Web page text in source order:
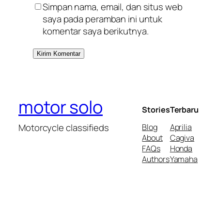
Simpan nama, email, dan situs web
saya pada peramban ini untuk
komentar saya berikutnya.
motor solo
Motorcycle classifieds
Stories
Blog
About
FAQs
Authors
Terbaru
Aprilia
Cagiva
Honda
Yamaha